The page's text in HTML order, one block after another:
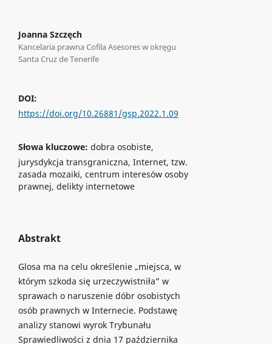
Joanna Szczęch
Kancelaria prawna Cofila Asesores w okręgu
Santa Cruz de Tenerife
DOI:
https://doi.org/10.26881/gsp.2022.1.09
Słowa kluczowe: dobra osobiste,
jurysdykcja transgraniczna, Internet, tzw.
zasada mozaiki, centrum interesów osoby
prawnej, delikty internetowe
Abstrakt
Glosa ma na celu określenie „miejsca, w
którym szkoda się urzeczywistniła” w
sprawach o naruszenie dóbr osobistych
osób prawnych w Internecie. Podstawę
analizy stanowi wyrok Trybunału
Sprawiedliwości z dnia 17 października